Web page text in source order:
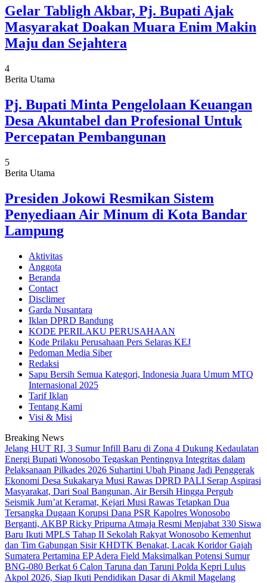
Gelar Tabligh Akbar, Pj. Bupati Ajak
Masyarakat Doakan Muara Enim Makin
Maju dan Sejahtera
4
Berita Utama
Pj. Bupati Minta Pengelolaan Keuangan
Desa Akuntabel dan Profesional Untuk
Percepatan Pembangunan
5
Berita Utama
Presiden Jokowi Resmikan Sistem
Penyediaan Air Minum di Kota Bandar
Lampung
Aktivitas
Anggota
Beranda
Contact
Disclimer
Garda Nusantara
Iklan DPRD Bandung
KODE PERILAKU PERUSAHAAN
Kode Prilaku Perusahaan Pers Selaras KEJ
Pedoman Media Siber
Redaksi
Sapu Bersih Semua Kategori, Indonesia Juara Umum MTQ
Internasional 2025
Tarif Iklan
Tentang Kami
Visi & Misi
Breaking News
Jelang HUT RI, 3 Sumur Infill Baru di Zona 4 Dukung Kedaulatan
Energi Bupati Wonosobo Tegaskan Pentingnya Integritas dalam
Pelaksanaan Pilkades 2026 Suhartini Ubah Pinang Jadi Penggerak
Ekonomi Desa Sukakarya Musi Rawas DPRD PALI Serap Aspirasi
Masyarakat, Dari Soal Bangunan, Air Bersih Hingga Pergub
Seismik Jum’at Keramat, Kejari Musi Rawas Tetapkan Dua
Tersangka Dugaan Korupsi Dana PSR Kapolres Wonosobo
Berganti, AKBP Ricky Pripurna Atmaja Resmi Menjabat 330 Siswa
Baru Ikuti MPLS Tahap II Sekolah Rakyat Wonosobo Kemenhut
dan Tim Gabungan Sisir KHDTK Benakat, Lacak Koridor Gajah
Sumatera Pertamina EP Adera Field Maksimalkan Potensi Sumur
BNG-080 Berkat 6 Calon Taruna dan Taruni Polda Kepri Lulus
Akpol 2026, Siap Ikuti Pendidikan Dasar di Akmil Magelang